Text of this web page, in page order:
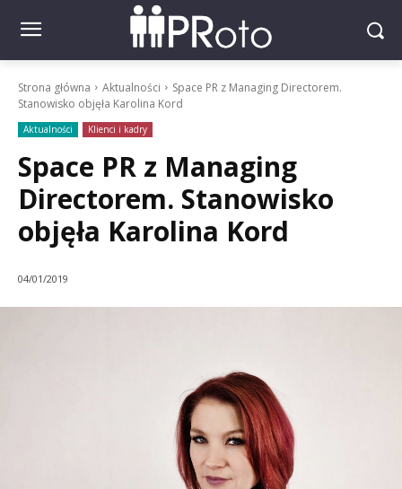
Strona główna Aktualności
Space PR z Managing Directorem.
Stanowisko objęła Karolina Kord
Aktualności Klienci i kadry
Space PR z Managing
Directorem. Stanowisko
objęła Karolina Kord
04/01/2019